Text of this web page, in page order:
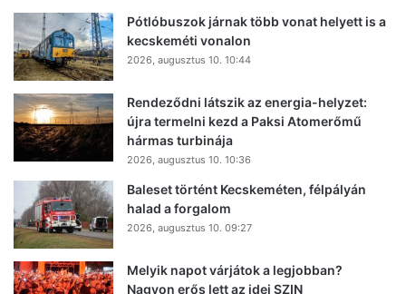
Pótlóbuszok járnak több vonat helyett is a
kecskeméti vonalon
2026, augusztus 10. 10:44
Rendeződni látszik az energia-helyzet:
újra termelni kezd a Paksi Atomerőmű
hármas turbinája
2026, augusztus 10. 10:36
Baleset történt Kecskeméten, félpályán
halad a forgalom
2026, augusztus 10. 09:27
Melyik napot várjátok a legjobban?
Nagyon erős lett az idei SZIN